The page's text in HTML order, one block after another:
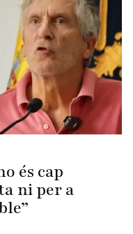
és cap
ni per a